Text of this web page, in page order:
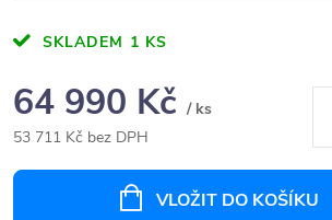
SKLADEM 1 KS
64 990 Kč / ks
53 711 Kč bez DPH
VLOŽIT DO KOŠÍKU